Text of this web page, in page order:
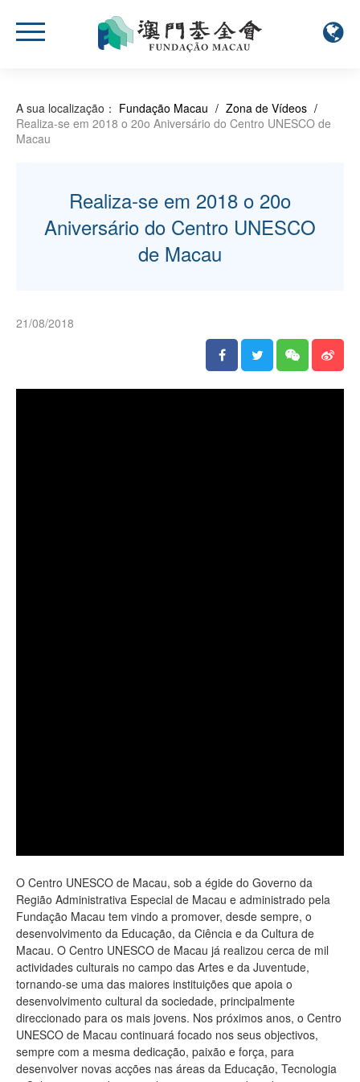
A sua localização： Fundação Macau / Zona de Vídeos /
Realiza-se em 2018 o 20o Aniversário do Centro UNESCO de
Macau
Realiza-se em 2018 o 20o
Aniversário do Centro UNESCO
de Macau
21/08/2018
O Centro UNESCO de Macau, sob a égide do Governo da
Região Administrativa Especial de Macau e administrado pela
Fundação Macau tem vindo a promover, desde sempre, o
desenvolvimento da Educação, da Ciência e da Cultura de
Macau. O Centro UNESCO de Macau já realizou cerca de mil
actividades culturais no campo das Artes e da Juventude,
tornando-se uma das maiores instituições que apoia o
desenvolvimento cultural da sociedade, principalmente
direccionado para os mais jovens. Nos próximos anos, o Centro
UNESCO de Macau continuará focado nos seus objectivos,
sempre com a mesma dedicação, paixão e força, para
desenvolver novas acções nas áreas da Educação, Tecnologia